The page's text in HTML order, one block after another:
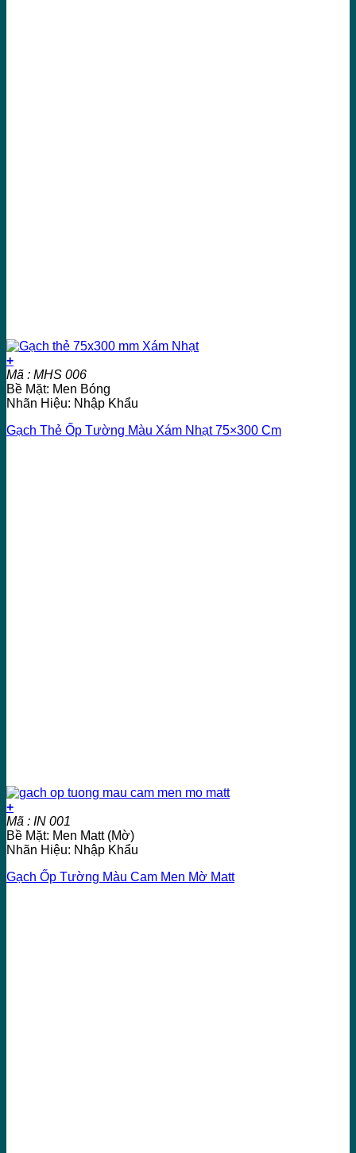
+
Mã : MHS 006
Bề Mặt: Men Bóng
Nhãn Hiệu: Nhập Khẩu
Gạch Thẻ Ốp Tường Màu Xám Nhạt 75×300 Cm
+
Mã : IN 001
Bề Mặt: Men Matt (Mờ)
Nhãn Hiệu: Nhập Khẩu
Gạch Ốp Tường Màu Cam Men Mờ Matt